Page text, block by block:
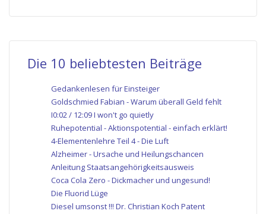
Die 10 beliebtesten Beiträge
Gedankenlesen für Einsteiger
Goldschmied Fabian - Warum überall Geld fehlt
I0:02 / 12:09 I won't go quietly
Ruhepotential - Aktionspotential - einfach erklärt!
4-Elementenlehre Teil 4 - Die Luft
Alzheimer - Ursache und Heilungschancen
Anleitung Staatsangehörigkeitsausweis
Coca Cola Zero - Dickmacher und ungesund!
Die Fluorid Lüge
Diesel umsonst !!! Dr. Christian Koch Patent